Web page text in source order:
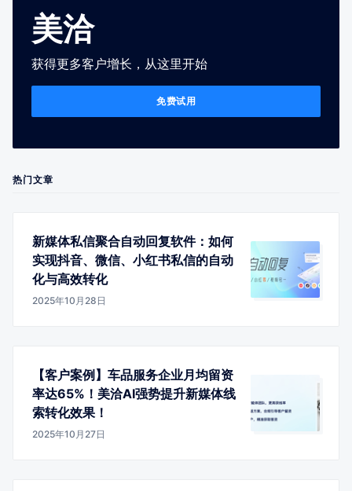
美洽
获得更多客户增长，从这里开始
免费试用
热门文章
新媒体私信聚合自动回复软件：如何
实现抖音、微信、小红书私信的自动
化与高效转化
2025年10月28日
【客户案例】车品服务企业月均留资
率达65%！美洽AI强势提升新媒体线
索转化效果！
2025年10月27日